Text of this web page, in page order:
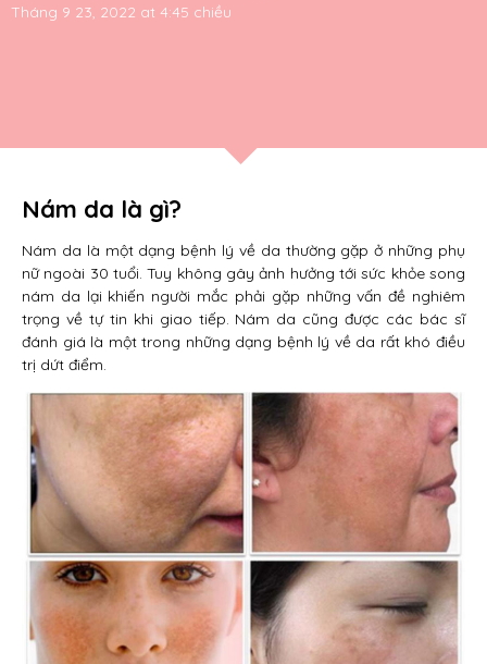
Tháng 9 23, 2022 at 4:45 chiều
Nám da là gì?
Nám da là một dạng bệnh lý về da thường gặp ở những phụ
nữ ngoài 30 tuổi. Tuy không gây ảnh hưởng tới sức khỏe song
nám da lại khiến người mắc phải gặp những vấn đề nghiêm
trọng về tự tin khi giao tiếp. Nám da cũng được các bác sĩ
đánh giá là một trong những dạng bệnh lý về da rất khó điều
trị dứt điểm.